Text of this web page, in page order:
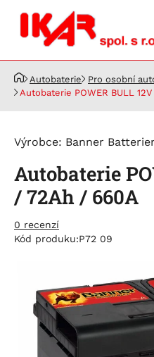
Prodej
servis
akumulátorů
Autobaterie Pro osobní
Autobaterie POWER BULL
Výrobce: Banner
Autobaterie
/ 72Ah / 660A
0 recenzí
Kód produku:P72 09